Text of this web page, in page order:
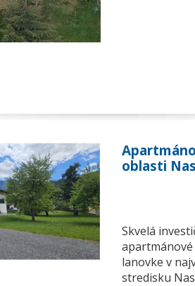
oblasti
Skvelá
lanovke v
stredisku